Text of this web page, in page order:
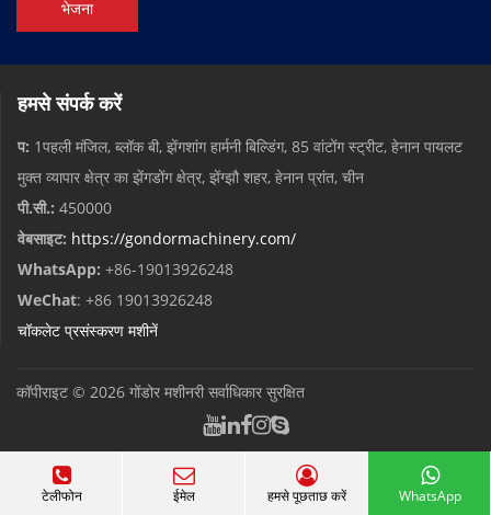
भेजना
हमसे संपर्क करें
प: 1पहली मंजिल, ब्लॉक बी, झेंगशांग हार्मनी बिल्डिंग, 85 वांटोंग स्ट्रीट, हेनान पायलट
मुक्त व्यापार क्षेत्र का झेंगडोंग क्षेत्र, झेंग्झौ शहर, हेनान प्रांत, चीन
पी.सी.: 450000
वेबसाइट: https://gondormachinery.com/
WhatsApp: +86-19013926248
WeChat: +86 19013926248
चॉकलेट प्रसंस्करण मशीनें
कॉपीराइट © 2026 गोंडोर मशीनरी सर्वाधिकार सुरक्षित
टेलीफोन ईमेल हमसे पूछताछ करें WhatsApp